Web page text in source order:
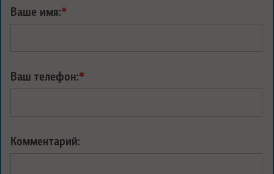
Ваше имя:*
Ваш телефон:*
Комментарий: